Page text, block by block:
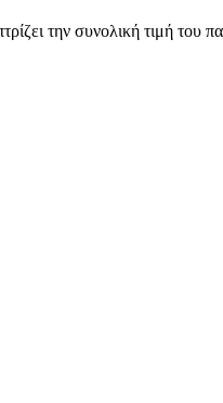
την συνολική τιμή του